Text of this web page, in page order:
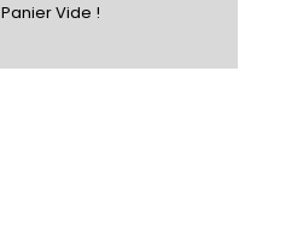
Panier Vide !